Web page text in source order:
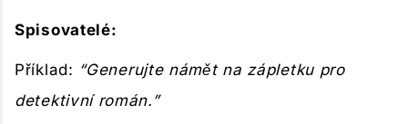
Spisovatelé:
Příklad: “Generujte námět na zápletku pro
detektivní román.”